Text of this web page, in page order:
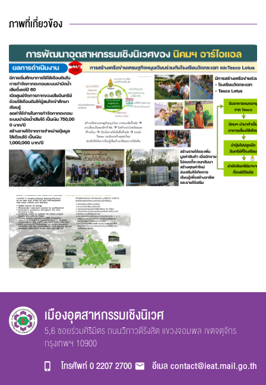
ภาพที่เกี่ยวข้อง
เมืองอุตสาหกรรมเชิงนิเวศ
5,6 ซอยร่วมศิริมิตร ถนนวิภาวดีรังสิต แขวงจอมพล เขตจตุจักร
กรุงเทพฯ 10900
โทรศัพท์0 2207 2700 อีเมลcontact@ieat.mail.go.th